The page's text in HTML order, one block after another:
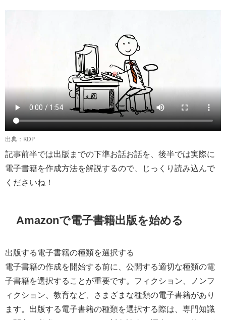
出典：KDP
記事前半では出版までの下準お話お話を、後半では実際に
電子書籍を作成方法を解説するので、じっくり読み込んで
くださいね！
Amazonで電子書籍出版を始める
出版する電子書籍の種類を選択する
電子書籍の作成を開始する前に、公開する適切な種類の電
子書籍を選択することが重要です。フィクション、ノンフ
ィクション、教育など、さまざまな種類の電子書籍があり
ます。出版する電子書籍の種類を選択する際は、専門知識